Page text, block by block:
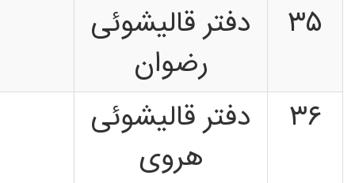
۳۵
دفتر قالیشوئی
رضوان
۳۶
دفتر قالیشوئی
هروی